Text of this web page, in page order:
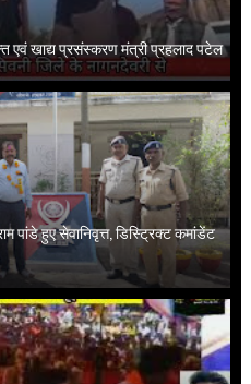
एवं खाद्य प्रसंस्करण मंत्री प्रहलाद पटेल
पांडे हुए सेवानिवृत्त, डिस्ट्रिक्ट कमांडेंट